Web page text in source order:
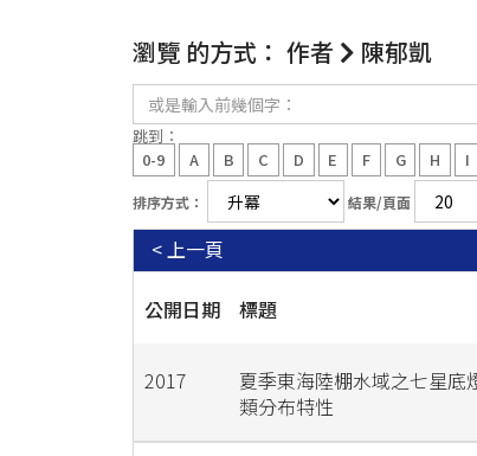
瀏覽 的方式： 作者 陳郁凱
或
輸
入
前
幾
字：
跳到：
0-9
A B C D E F G H I
排序方式： 結果/頁面
< 上一頁
公開日期 標題
2017
夏季東海陸棚水域之七星底
類分布特性